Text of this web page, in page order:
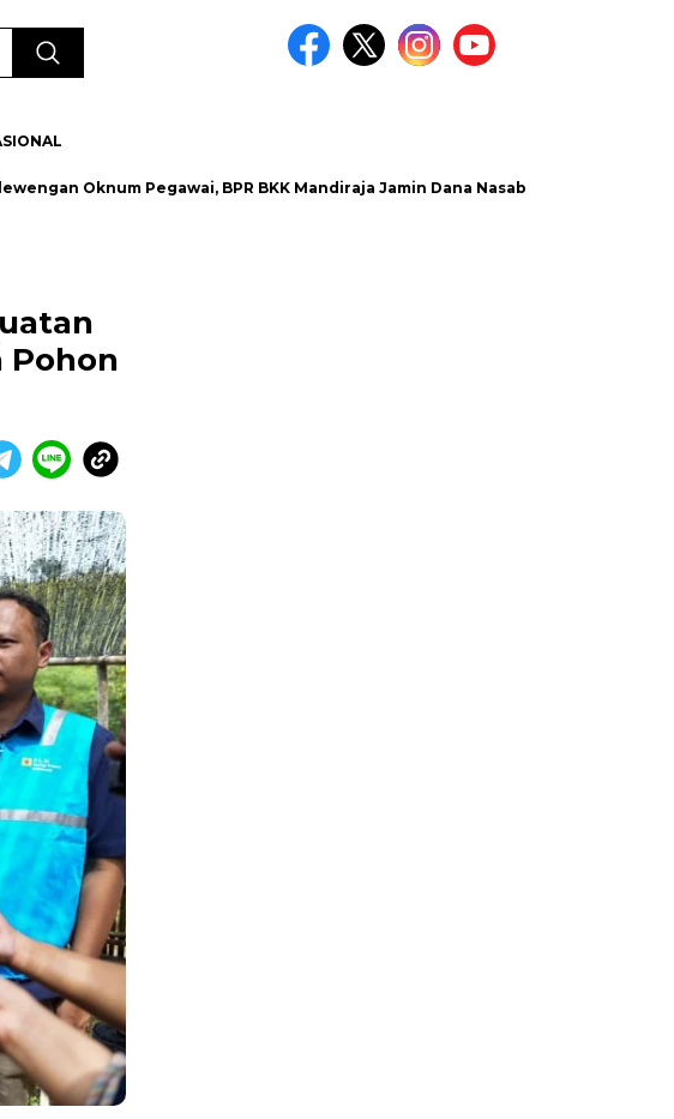
Oknum Pegawai, BPR BKK Mandiraja Jamin Dana Nasabah Aman
Pohon